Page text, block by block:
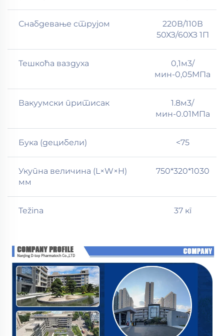
Снабдевање струјом
220В/110В
50ХЗ/60ХЗ 1П
Тешкоћа ваздуха
0,1м3/
мин-0,05МПа
Вакуумски притисак
1.8м3/
мин-0.01МПа
Бука (децибели) <75
Укупна величина (L×W×H)
мм
750*320*1030
Težina 37 кг